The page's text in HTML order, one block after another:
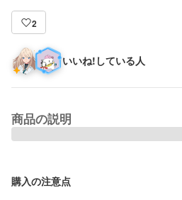
2
いいね!している人
商品の説明
購入の注意点